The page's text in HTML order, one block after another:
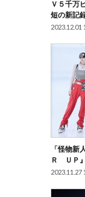
Ｖ５千万
短の新記
2023.12.01
「怪物新
Ｒ ＵＰ
2023.11.27